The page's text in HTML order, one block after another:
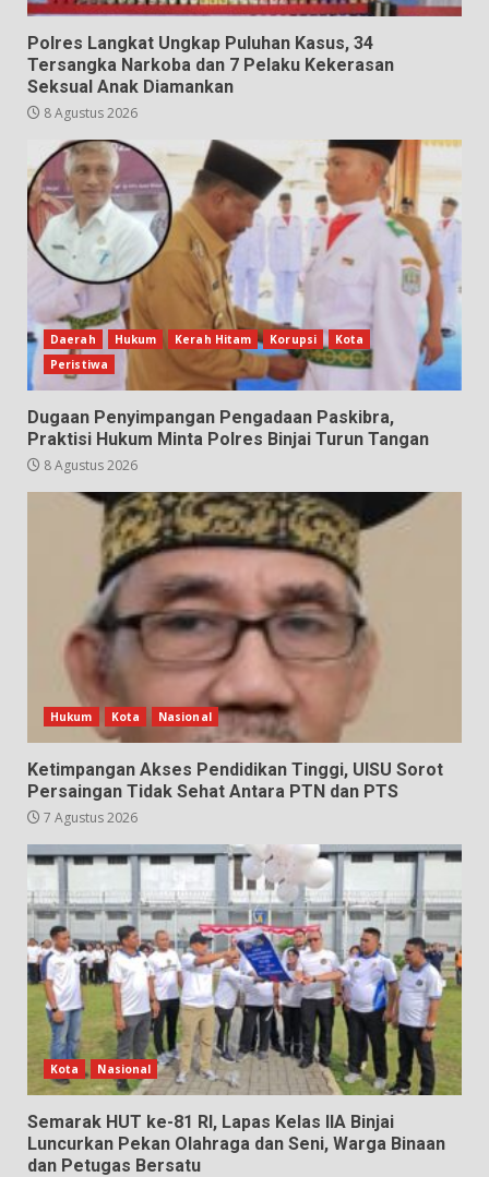
Polres Langkat Ungkap Puluhan Kasus, 34
Tersangka Narkoba dan 7 Pelaku Kekerasan
Seksual Anak Diamankan
8 Agustus 2026
Daerah Hukum Kerah Hitam Korupsi
Kota
Peristiwa
Dugaan Penyimpangan Pengadaan Paskibra,
Praktisi Hukum Minta Polres Binjai Turun Tangan
8 Agustus 2026
Hukum Kota Nasional
Ketimpangan Akses Pendidikan Tinggi, UISU Sorot
Persaingan Tidak Sehat Antara PTN dan PTS
7 Agustus 2026
Kota Nasional
Semarak HUT ke-81 RI, Lapas Kelas IIA Binjai
Luncurkan Pekan Olahraga dan Seni, Warga Binaan
dan Petugas Bersatu